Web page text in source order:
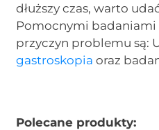
dłuższy czas, warto
Pomocnymi badaniami
przyczyn problemu są:
gastroskopia oraz
Polecane produkty: